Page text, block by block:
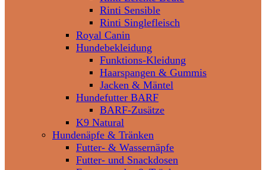
Rinti Sensible
Rinti Singlefleisch
Royal Canin
Hundebekleidung
Funktions-Kleidung
Haarspangen & Gummis
Jacken & Mäntel
Hundefutter BARF
BARF-Zusätze
K9 Natural
Hundenäpfe & Tränken
Futter- & Wassernäpfe
Futter- und Snackdosen